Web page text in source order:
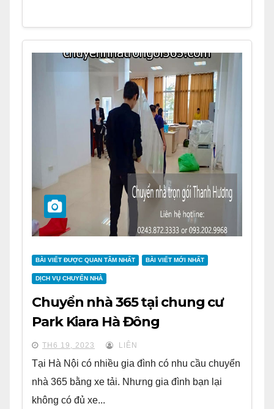
BÀI VIẾT ĐƯỢC QUAN TÂM NHẤT BÀI VIẾT MỚI NHẤT
DỊCH VỤ CHUYỂN NHÀ
Chuyển nhà 365 tại chung cư
Park Kiara Hà Đông
TH6 19, 2023 LIÊN
Tại Hà Nội có nhiều gia đình có nhu cầu chuyển
nhà 365 bằng xe tải. Nhưng gia đình bạn lại
không có đủ xe...